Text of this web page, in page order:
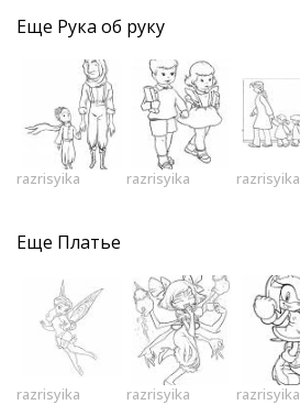
Еще Рука об руку
razrisyika razrisyika razrisyika
Еще Платье
razrisyika razrisyika razrisyika